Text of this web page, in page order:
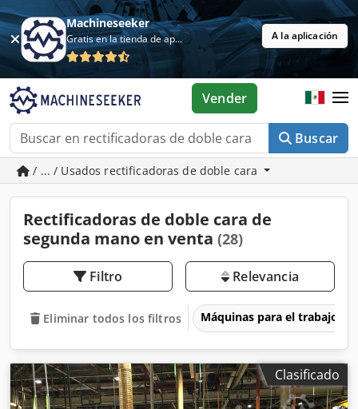
Machineseeker
Gratis en la tienda de aplicaciones A la aplicación
Buscar
Vender
/ ... / Usados rectificadoras de doble cara
Rectificadoras de doble cara de
segunda mano en venta (28)
Filtro Relevancia
Eliminar todos los filtros Máquinas para el trabajo
Clasificado